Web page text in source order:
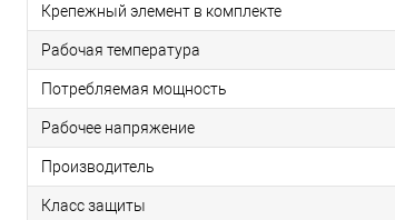
Крепежный элемент в комплекте
Рабочая температура
Потребляемая мощность
Рабочее напряжение
Производитель
Класс защиты